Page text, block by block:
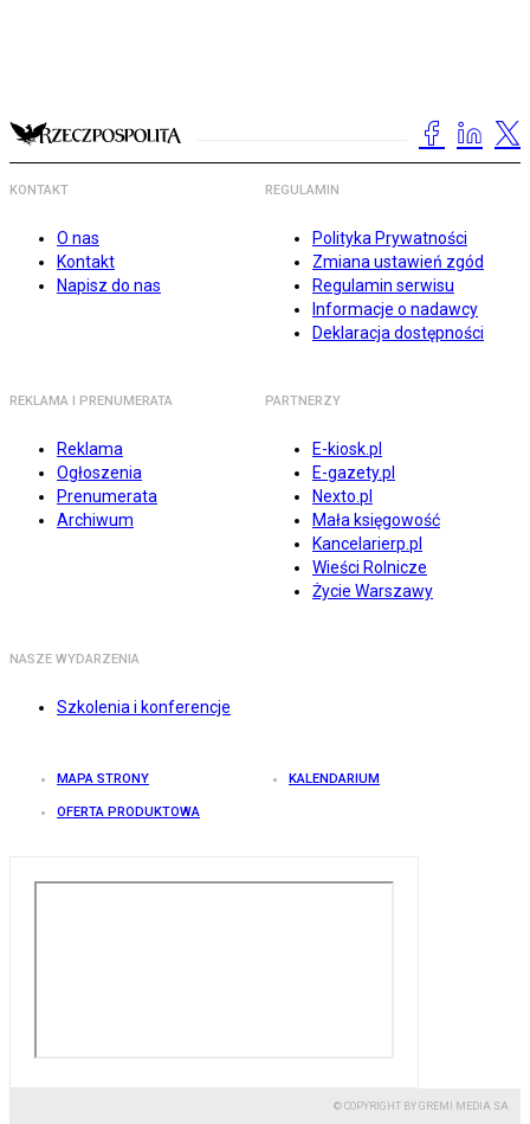
KONTAKT
O nas
Kontakt
Napisz do nas
REGULAMIN
Polityka Prywatności
Zmiana ustawień zgód
Regulamin serwisu
Informacje o nadawcy
Deklaracja dostępności
REKLAMA I PRENUMERATA
Reklama
Ogłoszenia
Prenumerata
Archiwum
PARTNERZY
E-kiosk.pl
E-gazety.pl
Nexto.pl
Mała księgowość
Kancelarierp.pl
Wieści Rolnicze
Życie Warszawy
NASZE WYDARZENIA
Szkolenia i konferencje
MAPA STRONY KALENDARIUM
OFERTA PRODUKTOWA
© COPYRIGHT BY GREMI MEDIA SA